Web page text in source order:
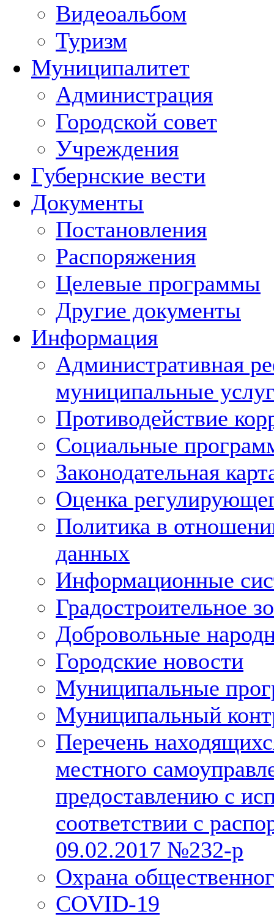
Видеоальбом
Туризм
Муниципалитет
Администрация
Городской совет
Учреждения
Губернские вести
Документы
Постановления
Распоряжения
Целевые программы
Другие документы
Информация
Административная
муниципальные
Противодействие
Социальные
Законодательная
Оценка
Политика в
данных
Информационные
Градостроительное
Добровольные
Городские новости
Муниципальные
Муниципальный
Перечень
местного
предоставлению с
соответствии с
09.02.2017 №232-р
Охрана
COVID-19